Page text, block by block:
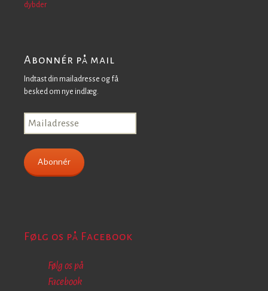
dybder
Abonnér på mail
Indtast din mailadresse og få
besked om nye indlæg.
Mailadresse
Abonnér
Følg os på Facebook
Følg os på
Facebook